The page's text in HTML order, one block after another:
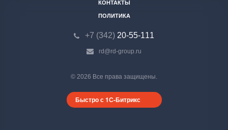
© 2026 Все права защищены.
Быстро с 1С-Битрикс
КОНТАКТЫ
ПОЛИТИКА
+7 (342)20-55-111
rd@rd-group.ru